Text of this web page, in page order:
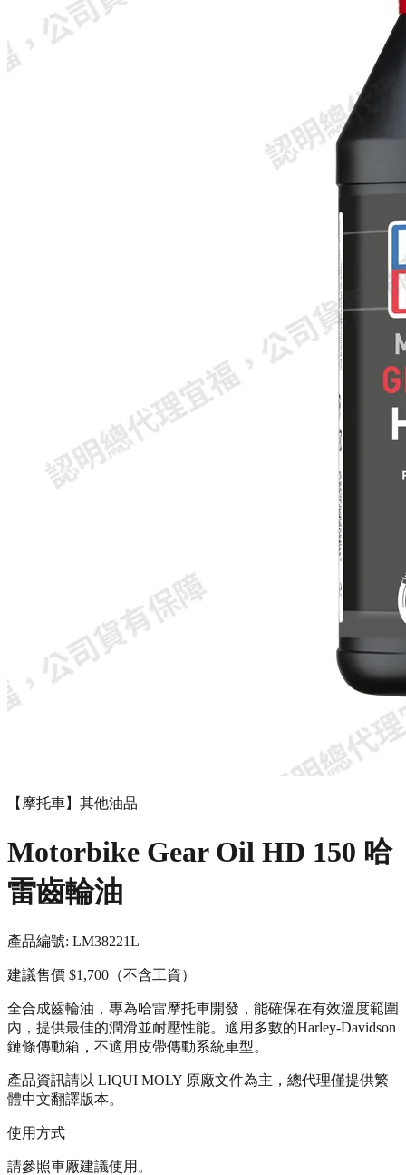
【摩托車】其他油品
Motorbike Gear Oil HD 150 哈
雷齒輪油
產品編號: LM38221L
建議售價 $1,700 （不含工資）
全合成齒輪油，專為哈雷摩托車開發，能確保在有效溫度範圍
內，提供最佳的潤滑並耐壓性能。適用多數的Harley-Davidson
鏈條傳動箱，不適用皮帶傳動系統車型。
產品資訊請以 LIQUI MOLY 原廠文件為主，總代理僅提供繁
體中文翻譯版本。
使用方式
請參照車廠建議使用。